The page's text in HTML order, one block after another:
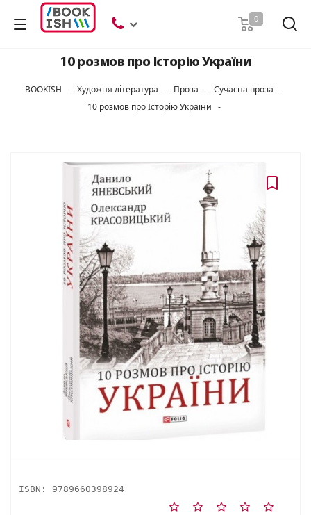
0
10 розмов про Історію України
BOOKISH - Художня література - Проза - Сучасна проза -
10 розмов про Історію України -
ISBN: 9789660398924